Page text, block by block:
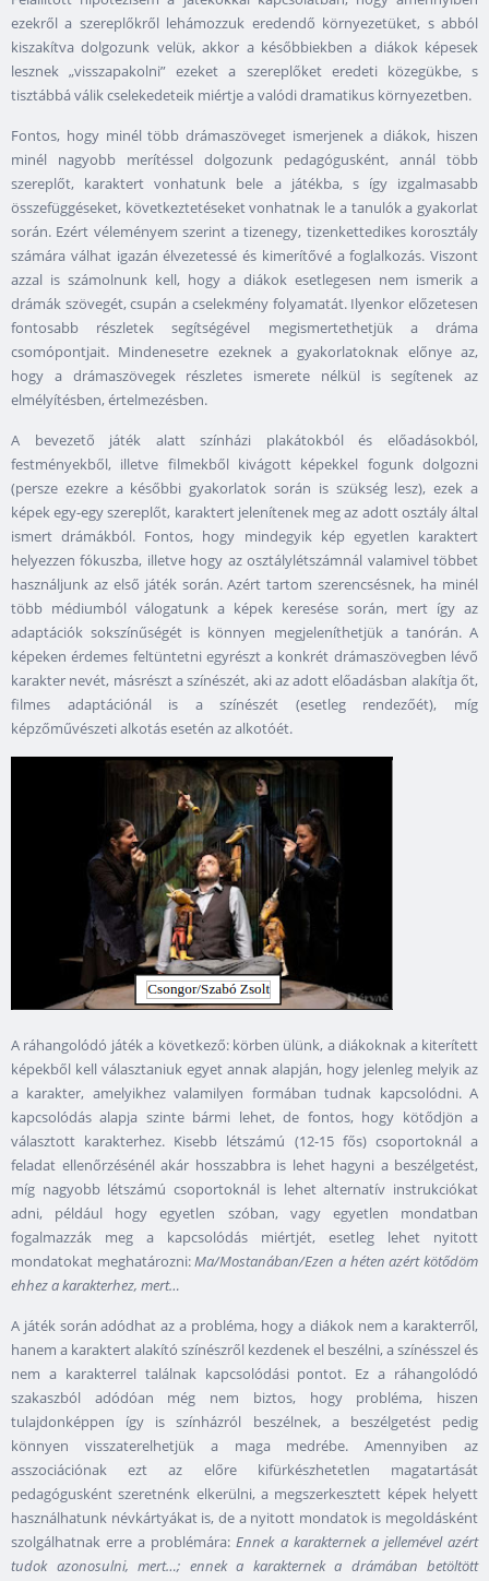
ezekről a szereplőkről lehámozzuk eredendő környezetüket, s abból
kiszakítva dolgozunk velük, akkor a későbbiekben a diákok képesek
lesznek „visszapakolni” ezeket a szereplőket eredeti közegükbe, s
tisztábbá válik cselekedeteik miértje a valódi dramatikus környezetben.
Fontos, hogy minél több drámaszöveget ismerjenek a diákok, hiszen
minél nagyobb merítéssel dolgozunk pedagógusként, annál több
szereplőt, karaktert vonhatunk bele a játékba, s így izgalmasabb
összefüggéseket, következtetéseket vonhatnak le a tanulók a gyakorlat
során. Ezért véleményem szerint a tizenegy, tizenkettedikes korosztály
számára válhat igazán élvezetessé és kimerítővé a foglalkozás. Viszont
azzal is számolnunk kell, hogy a diákok esetlegesen nem ismerik a
drámák szövegét, csupán a cselekmény folyamatát. Ilyenkor előzetesen
fontosabb részletek segítségével megismertethetjük a dráma
csomópontjait. Mindenesetre ezeknek a gyakorlatoknak előnye az,
hogy a drámaszövegek részletes ismerete nélkül is segítenek az
elmélyítésben, értelmezésben.
A bevezető játék alatt színházi plakátokból és előadásokból,
festményekből, illetve filmekből kivágott képekkel fogunk dolgozni
(persze ezekre a későbbi gyakorlatok során is szükség lesz), ezek a
képek egy-egy szereplőt, karaktert jelenítenek meg az adott osztály által
ismert drámákból. Fontos, hogy mindegyik kép egyetlen karaktert
helyezzen fókuszba, illetve hogy az osztálylétszámnál valamivel többet
használjunk az első játék során. Azért tartom szerencsésnek, ha minél
több médiumból válogatunk a képek keresése során, mert így az
adaptációk sokszínűségét is könnyen megjeleníthetjük a tanórán. A
képeken érdemes feltüntetni egyrészt a konkrét drámaszövegben lévő
karakter nevét, másrészt a színészét, aki az adott előadásban alakítja őt,
filmes adaptációnál is a színészét (esetleg rendezőét), míg
képzőművészeti alkotás esetén az alkotóét.
A ráhangolódó játék a következő: körben ülünk, a diákoknak a kiterített
képekből kell választaniuk egyet annak alapján, hogy jelenleg melyik az
a karakter, amelyikhez valamilyen formában tudnak kapcsolódni. A
kapcsolódás alapja szinte bármi lehet, de fontos, hogy kötődjön a
választott karakterhez. Kisebb létszámú (12-15 fős) csoportoknál a
feladat ellenőrzésénél akár hosszabbra is lehet hagyni a beszélgetést,
míg nagyobb létszámú csoportoknál is lehet alternatív instrukciókat
adni, például hogy egyetlen szóban, vagy egyetlen mondatban
fogalmazzák meg a kapcsolódás miértjét, esetleg lehet nyitott
mondatokat meghatározni:Ma/Mostanában/Ezen a héten azért kötődöm
ehhez a karakterhez, mert…
A játék során adódhat az a probléma, hogy a diákok nem a karakterről,
hanem a karaktert alakító színészről kezdenek el beszélni, a színésszel és
nem a karakterrel találnak kapcsolódási pontot. Ez a ráhangolódó
szakaszból adódóan még nem biztos, hogy probléma, hiszen
tulajdonképpen így is színházról beszélnek, a beszélgetést pedig
könnyen visszaterelhetjük a maga medrébe. Amennyiben az
asszociációnak ezt az előre kifürkészhetetlen magatartását
pedagógusként szeretnénk elkerülni, a megszerkesztett képek helyett
használhatunk névkártyákat is, de a nyitott mondatok is megoldásként
szolgálhatnak erre a problémára:Ennek a karakternek a jellemével azért
tudok azonosulni, mert…; ennek a karakternek a drámában betöltött